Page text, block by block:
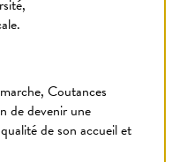
Coutances
de devenir une
de son accueil et